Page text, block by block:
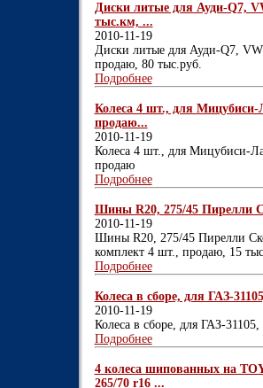
Диски литые для Ауди-Q7,
тыс.км, ...
2010-11-19
Диски литые для Ауди-Q7,
продаю, 80 тыс.руб.
Подробнее
Колеса 4 шт., для Мицубиси-
продаю...
2010-11-19
Колеса 4 шт., для Мицубиси-
продаю
Подробнее
Шины R20, 275/45 Пирелли
2010-11-19
Шины R20, 275/45 Пирелли
комплект 4 шт., продаю, 15
Подробнее
Колеса в сборе, для ГАЗ-
2010-11-19
Колеса в сборе, для ГАЗ-
Подробнее
4 колеса шипованных на
265/70 r16 ...